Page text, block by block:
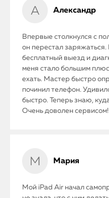
Александр
Впервые столкнулся с
он перестал
бесплатный выезд и
меня стало большим
ехать. Мастер быстро
починил телефон.
быстро. Теперь знаю,
Очень доволен сервисом!
Мария
Мой iPad Air начал